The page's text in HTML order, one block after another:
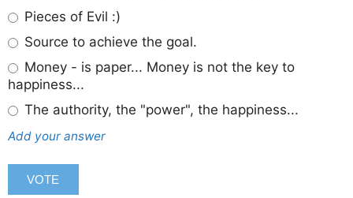
Pieces of Evil :)
Source to achieve the goal.
Money - is paper... Money is not the key to
happiness...
The authority, the "power", the happiness...
Add your answer